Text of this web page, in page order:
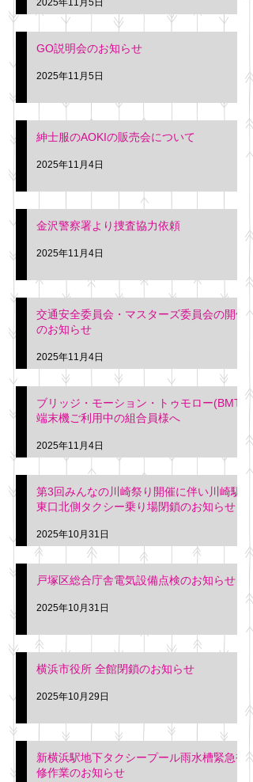
GO説明会のお知らせ
2025年11月5日
紳士服のAOKIの販売会について
2025年11月4日
金沢警察署より捜査協力依頼
2025年11月4日
交通安全委員会・マスターズ委員会の開催
のお知らせ
2025年11月4日
ブリッジ・モーション・トゥモロー(BMT)
端末機ご利用中の組合員様へ
2025年11月4日
第3回みんなの川崎祭り開催に伴い川崎駅
東口北側タクシー乗り場閉鎖のお知らせ
2025年10月31日
戸塚区総合庁舎電気設備点検のお知らせ
2025年10月31日
横浜市役所 全館閉鎖のお知らせ
2025年10月29日
新横浜駅地下タクシープール雨水槽緊急補
修作業のお知らせ